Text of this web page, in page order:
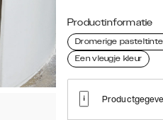
Productinformatie
Dromerige
Een vleugje kleur